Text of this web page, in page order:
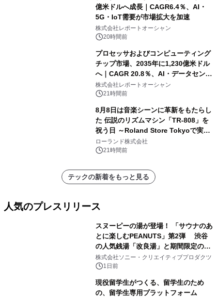
億米ドルへ成長｜CAGR6.4％、AI・
5G・IoT需要が市場拡大を加速
株式会社レポートオーシャン
20時間前
プロセッサおよびコンピューティング
チップ市場、2035年に1,230億米ドル
へ｜CAGR 20.8％、AI・データセンタ
ー需要が成長を牽引
株式会社レポートオーシャン
21時間前
8月8日は音楽シーンに革新をもたらし
た 伝説のリズムマシン「TR-808」を
祝う日 ～Roland Store Tokyoで実機
を展示しての 記念キャンペーンを開
催 英国ラジオ「NTS」の 特別プログ
アーティストを フィーチャーしたアニ
メーションを公開～
ローランド株式会社
21時間前
テックの新着をもっと見る
人気のプレスリリース
スヌーピーの湯が登場！ 「サウナのあ
とに楽しむPEANUTS」第2弾 渋谷
の人気銭湯「改良湯」と期間限定のコ
ラボレーション サウナイキタイコラ
ボグッズも発売決定！
株式会社ソニー・クリエイティブプロダクツ
1日前
現役留学生がつくる、留学生のため
の、留学生専用プラットフォーム